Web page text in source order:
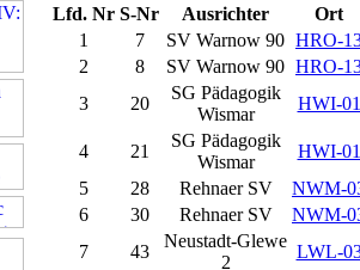
Lfd. Nr S-Nr Ausrichter
Ort
1
7 SV Warnow 90 HRO-
2
8 SV Warnow 90 HRO-
3
20
SG Pädagogik
Wismar
HWI-01
4 21
SG Pädagogik
Wismar
HWI-01
5
28 Rehnaer SV
NWM-
6
30 Rehnaer SV
NWM-
7
43
Neustadt-Glewe
2
LWL-